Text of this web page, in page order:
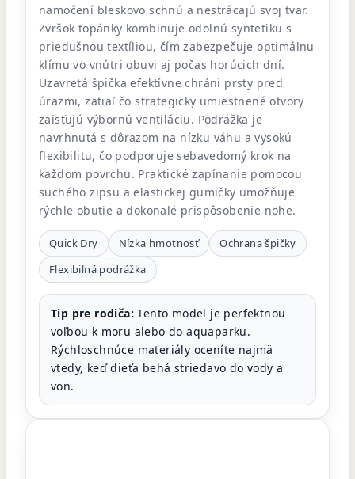
namočení bleskovo schnú a nestrácajú svoj tvar.
Zvršok topánky kombinuje odolnú syntetiku s
priedušnou textíliou, čím zabezpečuje optimálnu
klímu vo vnútri obuvi aj počas horúcich dní.
Uzavretá špička efektívne chráni prsty pred
úrazmi, zatiaľ čo strategicky umiestnené otvory
zaisťujú výbornú ventiláciu. Podrážka je
navrhnutá s dôrazom na nízku váhu a vysokú
flexibilitu, čo podporuje sebavedomý krok na
každom povrchu. Praktické zapínanie pomocou
suchého zipsu a elastickej gumičky umožňuje
rýchle obutie a dokonalé prispôsobenie nohe.
Quick Dry Nízka hmotnosť
Ochrana špičky
Flexibilná podrážka
Tip pre rodiča: Tento model je perfektnou
voľbou k moru alebo do aquaparku.
Rýchloschnúce materiály oceníte najmä
vtedy, keď dieťa behá striedavo do vody a
von.